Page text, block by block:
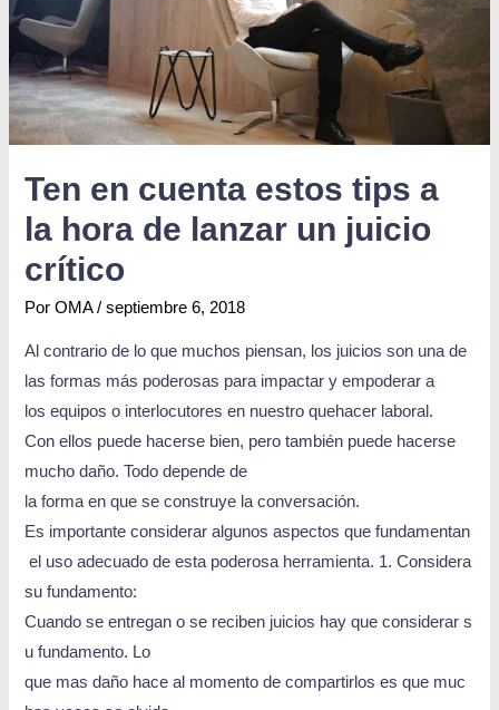
Ten en cuenta estos tips a
la hora de lanzar un juicio
crítico
PorOMA /septiembre 6, 2018
Al contrario de lo que muchos piensan, los juicios son una de
las formas más poderosas para impactar y empoderar a
los equipos o interlocutores en nuestro quehacer laboral.
Con ellos puede hacerse bien, pero también puede hacerse
mucho daño. Todo depende de
la forma en que se construye la conversación.
Es importante considerar algunos aspectos que fundamentan
el uso adecuado de esta poderosa herramienta. 1. Considera
su fundamento:
Cuando se entregan o se reciben juicios hay que considerar s
u fundamento. Lo
que mas daño hace al momento de compartirlos es que muc